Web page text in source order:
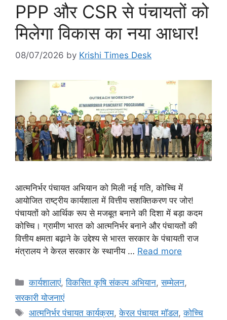
PPP और CSR से पंचायतों को
मिलेगा विकास का नया आधार!
08/07/2026 by Krishi Times Desk
आत्मनिर्भर पंचायत अभियान को मिली नई गति, कोच्चि में
आयोजित राष्ट्रीय कार्यशाला में वित्तीय सशक्तिकरण पर जोर!
पंचायतों को आर्थिक रूप से मजबूत बनाने की दिशा में बड़ा कदम
कोच्चि। ग्रामीण भारत को आत्मनिर्भर बनाने और पंचायतों की
वित्तीय क्षमता बढ़ाने के उद्देश्य से भारत सरकार के पंचायती राज
मंत्रालय ने केरल सरकार के स्थानीय … Read more
कार्यशालाएं,विकसित कृषि संकल्प अभियान,सम्मेलन,
सरकारी योजनाएं
आत्मनिर्भर पंचायत कार्यक्रम,केरल पंचायत मॉडल,कोच्चि